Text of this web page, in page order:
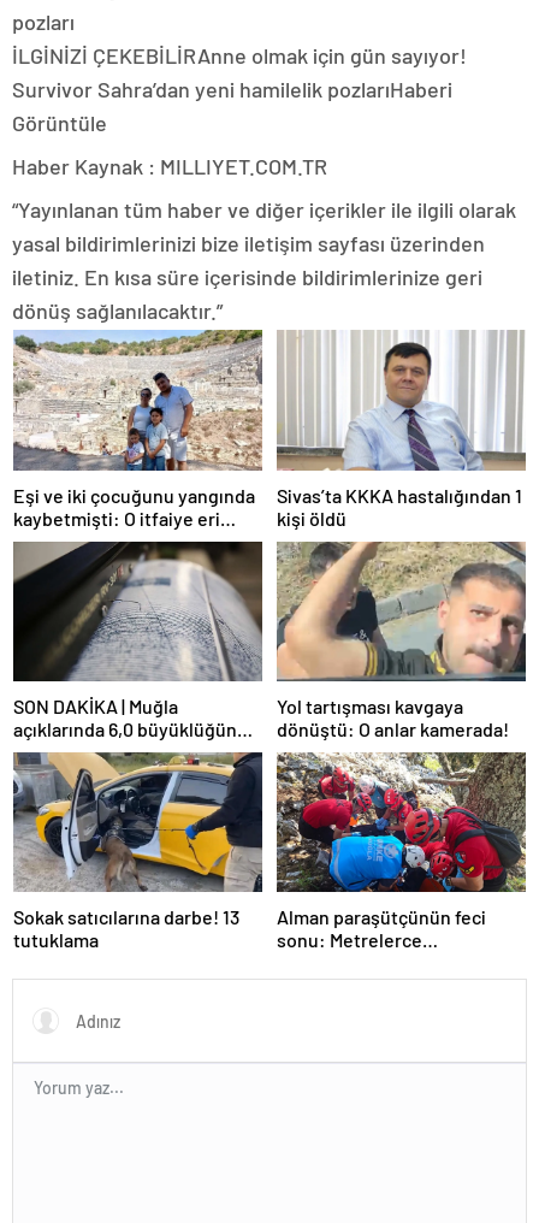
İLGİNİZİ ÇEKEBİLİRAnne olmak için gün sayıyor!
Survivor Sahra’dan yeni hamilelik pozlarıHaberi
Görüntüle
Haber Kaynak : MILLIYET.COM.TR
“Yayınlanan tüm haber ve diğer içerikler ile ilgili olarak
yasal bildirimlerinizi bize iletişim sayfası üzerinden
iletiniz. En kısa süre içerisinde bildirimlerinize geri
dönüş sağlanılacaktır.”
Eşi ve iki çocuğunu yangında
kaybetmişti: O itfaiye eri
tutuklandı! İfadesi ortaya
çıktı
Sivas’ta KKKA hastalığından 1
kişi öldü
SON DAKİKA | Muğla
açıklarında 6,0 büyüklüğünde
deprem
Yol tartışması kavgaya
dönüştü: O anlar kamerada!
Sokak satıcılarına darbe! 13
tutuklama
Alman paraşütçünün feci
sonu: Metrelerce
düştü!